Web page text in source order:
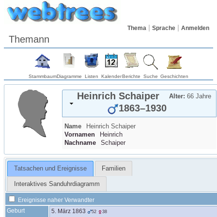
Thema Sprache Anmelden
Themann
StammbaumDiagramme Listen KalenderBerichte Suche Geschichten
Heinrich Schaiper Alter: 66 Jahre
1863–1930
Name Heinrich Schaiper
Vornamen
Heinrich
Nachname
Schaiper
Tatsachen und Ereignisse Familien
Interaktives Sanduhrdiagramm
Ereignisse naher Verwandter
Geburt
5. März 1863 52 38